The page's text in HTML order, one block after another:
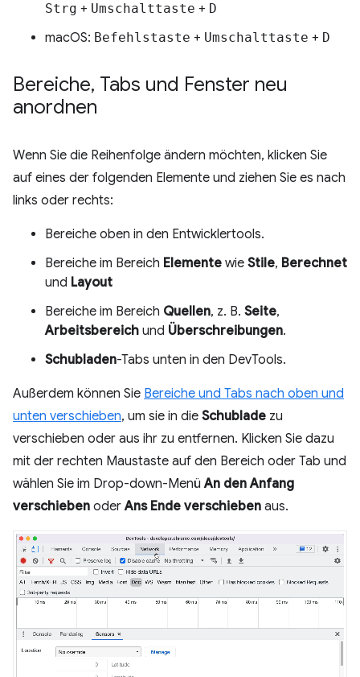
Strg + Umschalttaste + D
macOS: Befehlstaste + Umschalttaste + D
Bereiche, Tabs und Fenster neu
anordnen
Wenn Sie die Reihenfolge ändern möchten, klicken Sie
auf eines der folgenden Elemente und ziehen Sie es nach
links oder rechts:
Bereiche oben in den Entwicklertools.
Bereiche im Bereich Elemente wie Stile, Berechnet
und Layout
Bereiche im Bereich Quellen, z. B. Seite,
Arbeitsbereich und Überschreibungen.
Schubladen-Tabs unten in den DevTools.
Außerdem können Sie Bereiche und Tabs nach oben und
unten verschieben, um sie in die Schublade zu
verschieben oder aus ihr zu entfernen. Klicken Sie dazu
mit der rechten Maustaste auf den Bereich oder Tab und
wählen Sie im Drop-down-MenüAn den Anfang
verschieben oderAns Ende verschieben aus.